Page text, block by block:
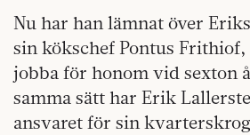
Nu har han lämnat över
sin kökschef Pontus
jobba för honom vid sexton
samma sätt har Erik
ansvaret för sin